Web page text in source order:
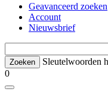
Geavanceerd zoeken
Account
Nieuwsbrief
Sleutelwoorden
0